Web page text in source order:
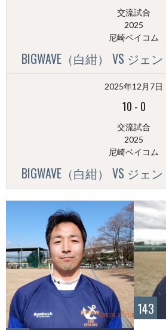
交流試合
2025
尼崎ベイコム
BIGWAVE（白紺） VS ジェ
2025年12月7日
10 - 0
交流試合
2025
尼崎ベイコム
BIGWAVE（白紺） VS ジェ
143